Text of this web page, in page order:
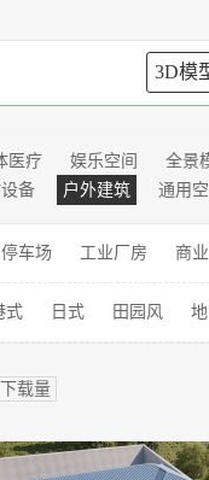
3D模
医疗 娱乐空间 全景
备 户外建筑 通用空
停车场 工业厂房 商
式 日式 田园风
下载量